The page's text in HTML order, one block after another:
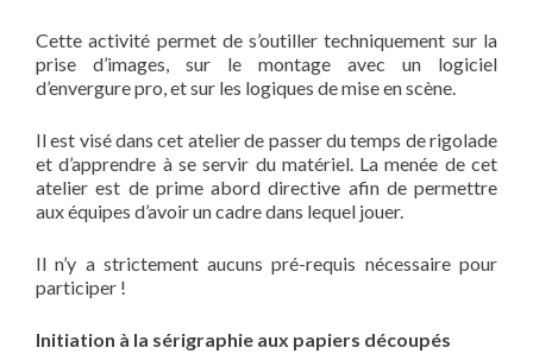
Cette activité permet de s’outiller techniquement sur la
prise d’images, sur le montage avec un logiciel
d’envergure pro, et sur les logiques de mise en scène.
Il est visé dans cet atelier de passer du temps de rigolade
et d’apprendre à se servir du matériel. La menée de cet
atelier est de prime abord directive afin de permettre
aux équipes d’avoir un cadre dans lequel jouer.
Il n’y a strictement aucuns pré-requis nécessaire pour
participer !
Initiation à la sérigraphie aux papiers découpés